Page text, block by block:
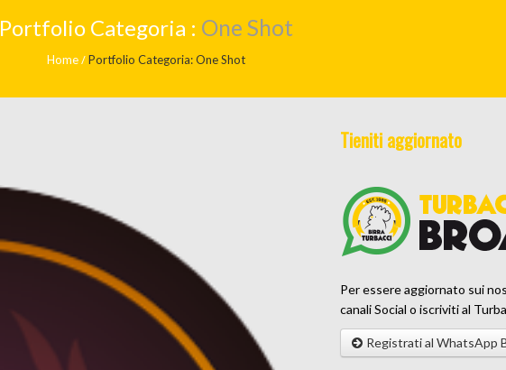
Portfolio Categoria : One Shot
Home Portfolio Categoria: One Shot
Tieniti aggiornato
Per essere aggiornato sui
canali Social o iscriviti al
Registrati al WhatsApp